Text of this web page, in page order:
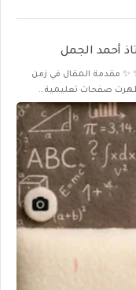
أحمد الجمل
✨ مقدمة المقال في زمن
صفحات تعليمية…